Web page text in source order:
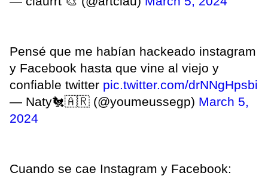
Pensé que me habían hackeado instagram
y Facebook hasta que vine al viejo y
confiable twitter pic.twitter.com/drNNgHpsbi
— Naty🐔🇦🇷 (@youmeussegp) March 5,
2024
Cuando se cae Instagram y Facebook: